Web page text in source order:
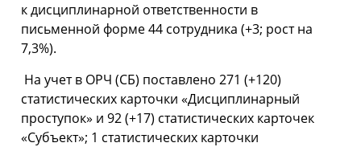
к дисциплинарной ответственности в
письменной форме 44 сотрудника (+3; рост на
7,3%).
На учет в ОРЧ (СБ) поставлено 271 (+120)
статистических карточки «Дисциплинарный
проступок» и 92 (+17) статистических карточек
«Субъект»; 1 статистических карточки